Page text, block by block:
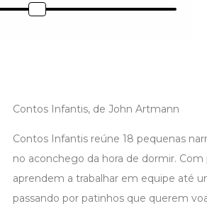
Contos Infantis, de John Artmann
Contos Infantis reúne 18 pequenas
no aconchego da hora de dormir.
aprendem a trabalhar em equipe até
passando por patinhos que querem